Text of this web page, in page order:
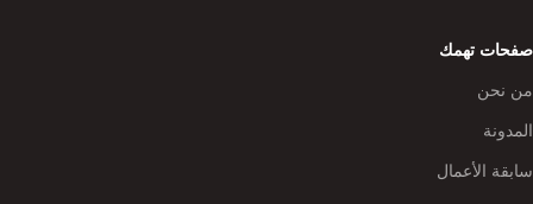
صفحات تهمك
من نحن
المدونة
سابقة الأعمال